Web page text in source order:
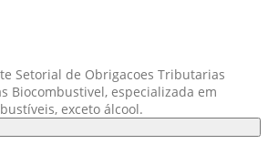
Setorial de Obrigacoes Tributarias
Biocombustivel, especializada em
exceto álcool.